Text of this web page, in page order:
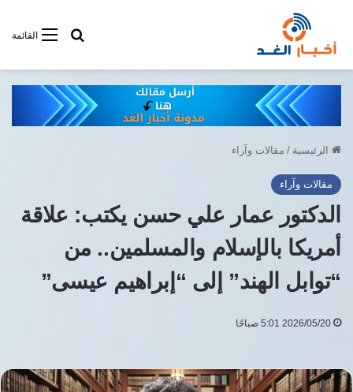
القائمةأبحت فى
الرئيسية / مقالات وآراء
مقالات وآراء
الدكتور عمار علي حسن يكتب: علاقة
أمريكا بالإسلام والمسلمين.. من
“توابل الهند” إلى “إبراهيم عيسى”
2026/05/20 5:01 صباحًا